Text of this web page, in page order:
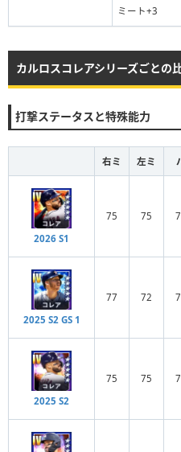
ミート+3
カルロスコレアシリーズごとの
打撃ステータスと特殊能力
右ミ 左ミ
2026 S1
75 75
2025 S2 GS 1
77 72
2025 S2
75 75